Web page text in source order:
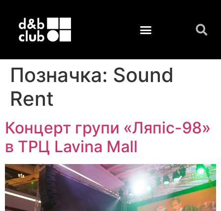
Позначка: Sound
Rent
Концерт групи «Ляпіс-98»
в ТРЦ Lavina Mall